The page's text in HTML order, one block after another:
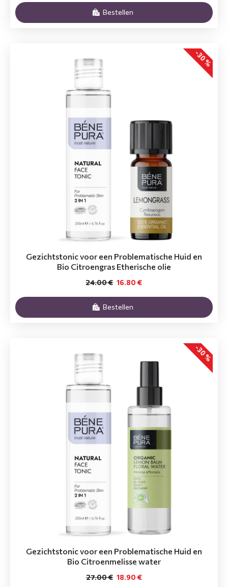
Bestellen
-30 %
Gezichtstonic voor een Problematische Huid en
Bio Citroengras Etherische olie
16.80 €
24.00 €
Bestellen
-30 %
Gezichtstonic voor een Problematische Huid en
Bio Citroenmelisse water
18.90 €
27.00 €